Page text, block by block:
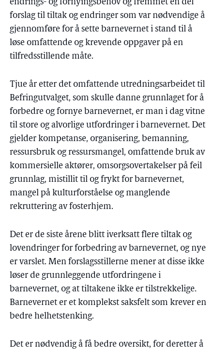
endrings- og fornyingsbehov og fremmet en del
forslag til tiltak og endringer som var nødvendige å
gjennomføre for å sette barnevernet i stand til å
løse omfattende og krevende oppgaver på en
tilfredsstillende måte.
Tjue år etter det omfattende utredningsarbeidet til
Befringutvalget, som skulle danne grunnlaget for å
forbedre og fornye barnevernet, er man i dag vitne
til store og alvorlige utfordringer i barnevernet. Det
gjelder kompetanse, organisering, bemanning,
ressursbruk og ressursmangel, omfattende bruk av
kommersielle aktører, omsorgsovertakelser på feil
grunnlag, mistillit til og frykt for barnevernet,
mangel på kulturforståelse og manglende
rekruttering av fosterhjem.
Det er de siste årene blitt iverksatt flere tiltak og
lovendringer for forbedring av barnevernet, og nye
er varslet. Men forslagsstillerne mener at disse ikke
løser de grunnleggende utfordringene i
barnevernet, og at tiltakene ikke er tilstrekkelige.
Barnevernet er et komplekst saksfelt som krever en
bedre helhetstenking.
Det er nødvendig å få bedre oversikt, for deretter å